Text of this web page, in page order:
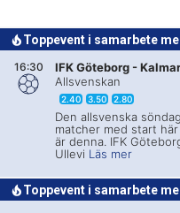
Toppevent i samarbete
16:30 IFK Göteborg -
Allsvenskan
2.40 3.50 2.80
Den allsvenska
matcher med start
är denna. IFK
Ullevi Läs mer
Toppevent i samarbete